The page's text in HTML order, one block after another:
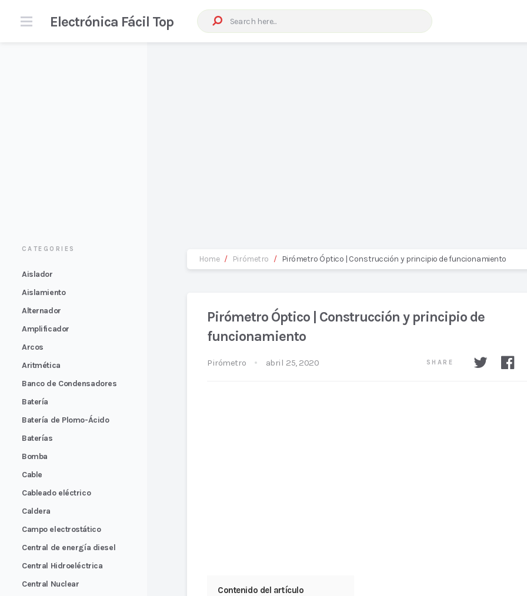
Electrónica Fácil Top
CATEGORIES
Aislador
Aislamiento
Alternador
Amplificador
Arcos
Aritmética
Banco de Condensadores
Batería
Batería de Plomo-Ácido
Baterías
Bomba
Cable
Cableado eléctrico
Caldera
Campo electrostático
Central de energía diesel
Central Hidroeléctrica
Central Nuclear
Home / Pirómetro / Pirómetro Óptico | Construcción y principio de funcionamiento
Pirómetro Óptico | Construcción y principio de
funcionamiento
Pirómetro abril 25, 2020 SHARE
Contenido del artículo